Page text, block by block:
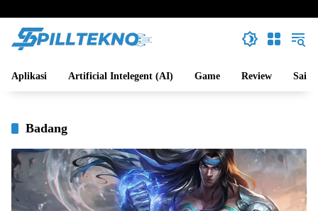
Aplikasi Artificial Intelegent (AI) Game Review Sains
Badang